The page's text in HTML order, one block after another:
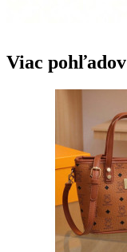
Viac pohľadov